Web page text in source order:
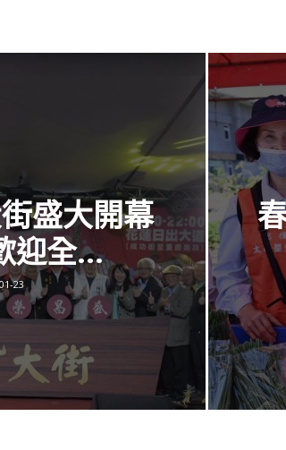
訊
生
盛大開幕
迎全...
23